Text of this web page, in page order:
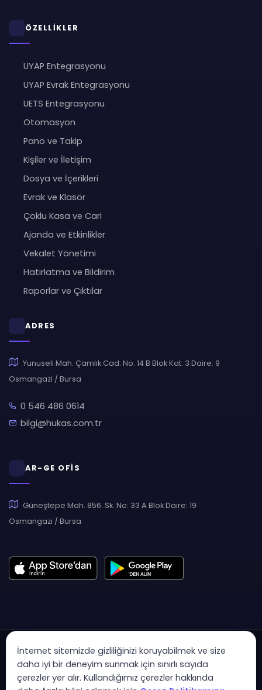
ÖZELLİKLER
UYAP Entegrasyonu
UYAP Evrak Entegrasyonu
UETS Entegrasyonu
Otomasyon
Pano ve Takip
Kişiler ve İletişim
Dosya ve İçerikleri
Evrak ve Klasör
Çoklu Kasa ve Cari
Ajanda ve Etkinlikler
Vekalet Yönetimi
Hatırlatma ve Bildirim
Raporlar ve Çıktılar
ADRES
Yunuseli Mah. Çamlık Cad. No: 14 B Blok Kat: 3 Daire: 9
Osmangazi / Bursa
0 546 486 0614
bilgi@hukas.com.tr
AR-GE OFİS
Güneştepe Mah. 856. Sk. No: 33 A Blok Daire: 19
Osmangazi / Bursa
İnternet sitemizde gizliliğinizi koruyabilmek ve size
daha iyi bir deneyim sunmak için sınırlı sayıda
çerezler yer alır. Kullandığımız çerezler hakkında